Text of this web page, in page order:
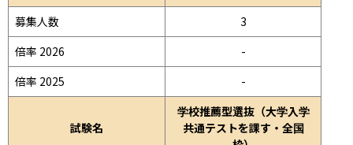
募集人数
3
倍率 2026
-
倍率 2025
-
試験名
学校推薦型選抜（大学入学
共通テストを課す・全国